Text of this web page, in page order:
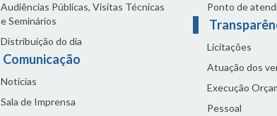
Audiências Públicas, Visitas Técnicas
e Seminários
Distribuição do dia
Comunicação
Notícias
Sala de Imprensa
Ponto de
Licitações
Atuação dos
Execução
Pessoal